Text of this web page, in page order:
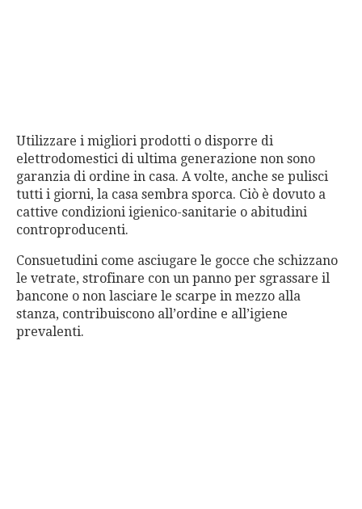
Utilizzare i migliori prodotti o disporre di
elettrodomestici di ultima generazione non sono
garanzia di ordine in casa. A volte, anche se pulisci
tutti i giorni, la casa sembra sporca. Ciò è dovuto a
cattive condizioni igienico-sanitarie o abitudini
controproducenti.
Consuetudini come asciugare le gocce che schizzano
le vetrate, strofinare con un panno per sgrassare il
bancone o non lasciare le scarpe in mezzo alla
stanza, contribuiscono all’ordine e all’igiene
prevalenti.